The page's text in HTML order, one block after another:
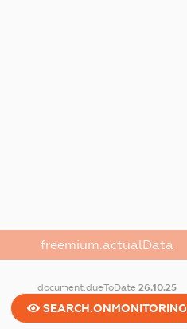
freemium.actualData
document.dueToDate 26.10.25
SEARCH.ONMONITORING